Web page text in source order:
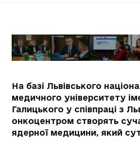
На базі Львівського
медичного університету
Галицького у співпраці з
онкоцентром створять
ядерної медицини, який